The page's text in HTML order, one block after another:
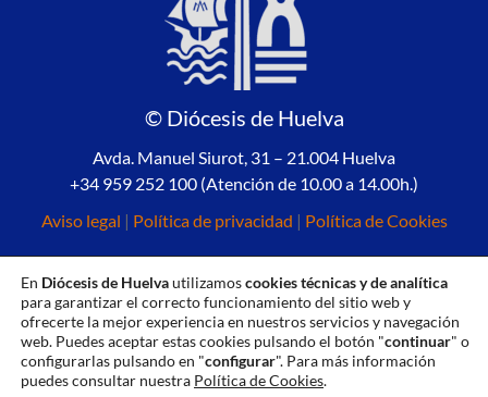
© Diócesis de Huelva
Avda. Manuel Siurot, 31 – 21.004 Huelva
+34 959 252 100 (Atención de 10.00 a 14.00h.)
Aviso legal | Política de privacidad | Política de Cookies
En Diócesis de Huelvautilizamoscookies técnicas y de analítica
para garantizar el correcto funcionamiento del sitio web y
ofrecerte la mejor experiencia en nuestros servicios y navegación
web. Puedes aceptar estas cookies pulsando el botón "continuar" o
configurarlas pulsando en "configurar". Para más información
puedes consultar nuestra Política de Cookies.